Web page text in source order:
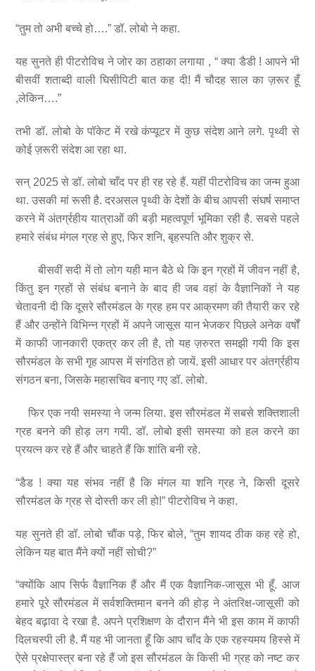
“तुम तो अभी बच्चे हो….” डॉ. लोबो ने कहा.
यह सुनते ही पीटरोविच ने जोर का ठहाका लगाया , “ क्या डैडी ! आपने भी
बीसवीं शताब्दी वाली घिसीपिटी बात कह दी! मैं चौदह साल का ज़रूर हूँ
,लेकिन….”
तभी डॉ. लोबो के पॉकेट में रखे कंप्यूटर में कुछ संदेश आने लगे. पृथ्वी से
कोई ज़रूरी संदेश आ रहा था.
सन् 2025 से डॉ. लोबो चाँद पर ही रह रहे हैं. यहीं पीटरोविच का जन्म हुआ
था. उसकी मां रूसी है. दरअसल पृथ्वी के देशों के बीच आपसी संघर्ष समाप्त
करने में अंतर्ग्रहीय यात्राओं की बड़ी महत्वपूर्ण भूमिका रही है. सबसे पहले
हमारे संबंध मंगल ग्रह से हुए, फिर शनि, बृहस्पति और शुक्र से.
बीसवीं सदी में तो लोग यही मान बैठे थे कि इन ग्रहों में जीवन नहीं है,
किंतु इन ग्रहों से संबंध बनाने के बाद ही जब वहां के वैज्ञानिकों ने यह
चेतावनी दी कि दूसरे सौरमंडल के ग्रह हम पर आक्रमण की तैयारी कर रहे
हैं और उन्होंने विभिन्न ग्रहों में अपने जासूस यान भेजकर पिछले अनेक वर्षों
में काफी जानकारी एकत्र कर ली है, तो यह ज़रुरत समझी गयी कि इस
सौरमंडल के सभी गृह आपस में संगठित हो जायें. इसी आधार पर अंतर्ग्रहीय
संगठन बना, जिसके महासचिव बनाए गए डॉ. लोबो.
फिर एक नयी समस्या ने जन्म लिया. इस सौरमंडल में सबसे शक्तिशाली
ग्रह बनने की होड़ लग गयी. डॉ. लोबो इसी समस्या को हल करने का
प्रयत्न कर रहे हैं और चाहते हैं कि शांति बनी रहे.
“डैड ! क्या यह संभव नहीं है कि मंगल या शनि ग्रह ने, किसी दूसरे
सौरमंडल के ग्रह से दोस्ती कर ली हो!” पीटरोविच ने कहा.
यह सुनते ही डॉ. लोबो चौंक पड़े, फिर बोले, “तुम शायद ठीक कह रहे हो,
लेकिन यह बात मैंने क्यों नहीं सोची?”
“क्योंकि आप सिर्फ वैज्ञानिक हैं और मैं एक वैज्ञानिक-जासूस भी हूँ. आज
हमारे पूरे सौरमंडल में सर्वशक्तिमान बनने की होड़ ने अंतरिक्ष-जासूसी को
बेहद बढ़ावा दे रखा है. अपने प्रशिक्षण के दौरान मैंने भी इस काम में काफी
दिलचस्पी ली है. मैं यह भी जानता हूँ कि आप चाँद के एक रहस्यमय हिस्से में
ऐसे प्रक्षेपास्त्र बना रहे हैं जो इस सौरमंडल के किसी भी ग्रह को नष्ट कर